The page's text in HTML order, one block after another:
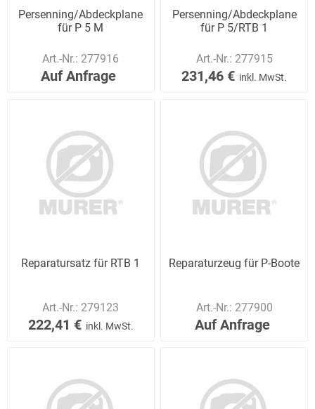
Persenning/Abdeckplane
für P 5 M
Art.-Nr.: 277916
Auf Anfrage
Persenning/Abdeckplane
für P 5/RTB 1
Art.-Nr.: 277915
231,46 € inkl. MwSt.
Reparatursatz für RTB 1
Art.-Nr.: 279123
222,41 € inkl. MwSt.
Reparaturzeug für P-Boote
Art.-Nr.: 277900
Auf Anfrage